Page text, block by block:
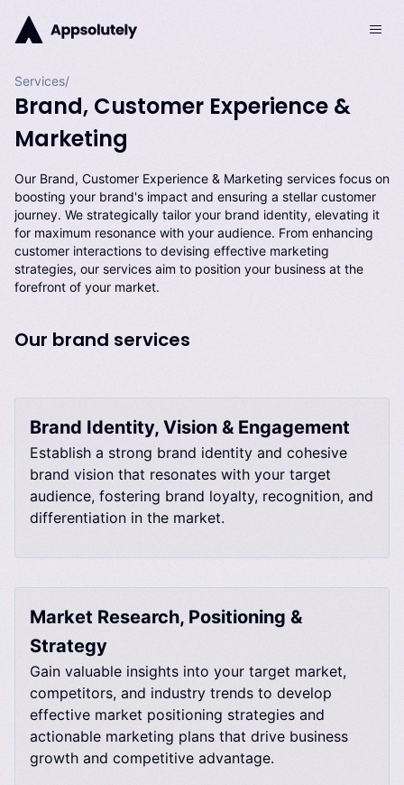
Services/
Brand, Customer Experience &
Marketing​​​​‌ ‍ ​‍​‍‌‍ ‌ ​‍‌‍‍‌‌‍‌ ‌‍‍‌‌‍ ‍​‍​‍​ ‍‍​‍​‍‌ ​ ‌‍​‌‌‍ ‍‌‍‍‌‌ ‌​‌ ‍‌​‍ ‍‌‍‍‌‌‍ ​‍​‍​‍ ​​‍​‍‌‍‍​‌ ​‍‌‍‌‌‌‍‌‍​‍​‍​ ‍‍​‍​‍‌‍‍​‌ ‌​‌ ‌​‌ ​​‌ ​ ​ ‍‍​‍ ​‍ ‌‍​‌‌ ​​‌ ​​‌ ​ ‌‍ ‌‍ ​‌ ‌‌‌ ‌​‌‍‌‌‌‍ ​‌ ‍‌​‍ ‌‌‍‌​‌‍‌‌‌ ‌‍​‍ ‍‌ ​ ‌‍​‌‌‍ ‍‌‍‍‌‌ ‌​‌ ‍‌​‍ ‍‌ ​ ‌ ‌​‌ ‌‌‌‍‌​‌‍‍‌‌‍ ​‍ ‌‍‍‌‌‍ ‍‌ ‌​‌‍‌‌‌‍ ‍‌ ‌​​‍ ‌‍‌‌‌‍‌​‌‍‍‌‌ ‌​​‍ ‌‍ ‌‌‍ ‌‍‌​‌‍‌‌​ ‌‌ ​​‌ ​‍‌‍‌‌‌ ​ ‌‍‌‌‌‍ ‍‌ ‌​‌‍​‌‌ ‌​‌‍‍‌‌‍ ‌‍ ‍​ ‍ ‌‍‍‌‌‍‌​​ ‌‌‍‌‌‌‍​ ‌‍‌‌‌‍​‍​ ​​​ ‌‌​ ​‍‌‍​‌​‍ ‌​ ​‌‌‍​ ‌‍​‌​ ​‌​‍ ‌​ ‌​​ ‍​‌‍​‌​ ​‌​‍ ‌‌‍​‌​ ‌‌​ ‌​​ ‌​​‍ ‌‌‍​‌​ ‌‌​ ‍​‌‍​ ‌‍‌‍​ ‍​​ ‌ ​ ‌​​ ​‌‌‍​‍​ ‍​​ ​‍​ ‍ ‌ ‌​‌ ‍‌‌ ​​‌‍‌‌​ ‌‌ ​ ‌‍‌‌‌ ​‍‌ ‌‍‌‍‍‌‌‍​ ‌‍‌‌‌‌ ‌ ‌​‌ ‍‌‌ ​​‌‍‌‌‌ ​ ​ ‍ ‌ ​​‌‍​‌‌ ‌​‌‍‍​​ ‌‌ ‌​‌‍‍‌‌ ‌​‌‍ ​‌‍‌‌​ ‌‍​‍‌‍​‌‌ ​ ‌‍‌‌‌‌‌‌‌ ​‍‌‍ ​​ ‌‌‍‍​‌ ‌​‌ ‌​‌ ​​‌ ​ ​‍‌‌​ ​ ‌​​‌​‍‌‌​ ​‍‌​‌‍​‍‌‌​ ​‍‌​‌‍‌‍​‌‌ ​​‌ ​​‌ ​ ‌‍ ‌‍ ​‌ ‌‌‌ ‌​‌‍‌‌‌‍ ​‌ ‍‌​‍ ‌‌‍‌​‌‍‌‌‌ ‌‍​‍ ‍‌ ​ ‌‍​‌‌‍ ‍‌‍‍‌‌ ‌​‌ ‍‌​‍ ‍‌ ​ ‌ ‌​‌ ‌‌‌‍‌​‌‍‍‌‌‍ ​‍‌‍‌‍‍‌‌‍‌​​ ‌‌‍‌‌‌‍​ ‌‍‌‌‌‍​‍​ ​​​ ‌‌​ ​‍‌‍​‌​‍ ‌​ ​‌‌‍​ ‌‍​‌​ ​‌​‍ ‌​ ‌​​ ‍​‌‍​‌​ ​‌​‍ ‌‌‍​‌​ ‌‌​ ‌​​ ‌​​‍ ‌‌‍​‌​ ‌‌​ ‍​‌‍​ ‌‍‌‍​ ‍​​ ‌ ​ ‌​​ ​‌‌‍​‍​ ‍​​ ​‍​‍‌‍‌ ‌​‌ ‍‌‌ ​​‌‍‌‌​ ‌‌ ​ ‌‍‌‌‌ ​‍‌ ‌‍‌‍‍‌‌‍​ ‌‍‌‌‌‌ ‌ ‌​‌ ‍‌‌ ​​‌‍‌‌‌ ​ ​‍‌‍‌ ​​‌‍​‌‌ ‌​‌‍‍​​ ‌‌ ‌​‌‍‍‌‌ ‌​‌‍ ​‌‍‌‌​‍​‍‌ ‌
Our Brand, Customer Experience & Marketing services focus on
boosting your brand's impact and ensuring a stellar customer
journey. We strategically tailor your brand identity, elevating it
for maximum resonance with your audience. From enhancing
customer interactions to devising effective marketing
strategies, our services aim to position your business at the
forefront of your market.​​​​‌ ‍ ​‍​‍‌‍ ‌ ​‍‌‍‍‌‌‍‌ ‌‍‍‌‌‍ ‍​‍​‍​ ‍‍​‍​‍‌ ​ ‌‍​‌‌‍ ‍‌‍‍‌‌ ‌​‌ ‍‌​‍ ‍‌‍‍‌‌‍ ​‍​‍​‍ ​​‍​‍‌‍‍​‌ ​‍‌‍‌‌‌‍‌‍​‍​‍​ ‍‍​‍​‍‌‍‍​‌ ‌​‌ ‌​‌ ​​‌ ​ ​ ‍‍​‍ ​‍ ‌‍​‌‌ ​​‌ ​​‌ ​ ‌‍ ‌‍ ​‌ ‌‌‌ ‌​‌‍‌‌‌‍ ​‌ ‍‌​‍ ‌‌‍‌​‌‍‌‌‌ ‌‍​‍ ‍‌ ​ ‌‍​‌‌‍ ‍‌‍‍‌‌ ‌​‌ ‍‌​‍ ‍‌ ​ ‌ ‌​‌ ‌‌‌‍‌​‌‍‍‌‌‍ ​‍ ‌‍‍‌‌‍ ‍‌ ‌​‌‍‌‌‌‍ ‍‌ ‌​​‍ ‌‍‌‌‌‍‌​‌‍‍‌‌ ‌​​‍ ‌‍ ‌‌‍ ‌‍‌​‌‍‌‌​ ‌‌ ​​‌ ​‍‌‍‌‌‌ ​ ‌‍‌‌‌‍ ‍‌ ‌​‌‍​‌‌ ‌​‌‍‍‌‌‍ ‌‍ ‍​ ‍ ‌‍‍‌‌‍‌​​ ‌‌‍‌‌‌‍​ ‌‍‌‌‌‍​‍​ ​​​ ‌‌​ ​‍‌‍​‌​‍ ‌​ ​‌‌‍​ ‌‍​‌​ ​‌​‍ ‌​ ‌​​ ‍​‌‍​‌​ ​‌​‍ ‌‌‍​‌​ ‌‌​ ‌​​ ‌​​‍ ‌‌‍​‌​ ‌‌​ ‍​‌‍​ ‌‍‌‍​ ‍​​ ‌ ​ ‌​​ ​‌‌‍​‍​ ‍​​ ​‍​ ‍ ‌ ‌​‌ ‍‌‌ ​​‌‍‌‌​ ‌‌ ​ ‌‍‌‌‌ ​‍‌ ‌‍‌‍‍‌‌‍​ ‌‍‌‌‌‌ ‌ ‌​‌ ‍‌‌ ​​‌‍‌‌‌ ​ ​ ‍ ‌ ​​‌‍​‌‌ ‌​‌‍‍​​ ‌‌‍​‍‌‍ ‌‍‌​‌ ‍‌​‍‌‌​ ‌‌‌​​‍‌‌ ‌‍‍ ‌‍‌‌‌ ‍‌​‍‌‌​ ​ ‌​‌​​‍‌‌​ ​ ‌​‌​​‍‌‌​ ​‍​ ​‍‌‍‌‌​ ‌‌​ ‌ ​ ‌‌​ ‌‌‌‍‌‍​ ‍​​ ‌ ​ ‌‌‌‍​ ​ ‌‍​ ‌ ​‍‌‌​ ​‍​ ​‍​‍‌‌​ ‌‌‌​‌​​‍ ‍‌‍​ ‌‍‍​‌‍‍‌‌‍ ​‌‍‌​‌ ​‍‌‍‌‌‌‍ ‍​‍‌‌​ ‌‌‌​​‍‌‌ ‌‍‍ ‌‍‌‌‌ ‍‌​‍‌‌​ ​ ‌​‌​​‍‌‌​ ​ ‌​‌​​‍‌‌​ ​‍​ ​‍‌‍​‌​ ​‍‌‍​‍​ ‍​‌‍​‌​ ​ ‌‍​ ​ ‌‍​ ‍‌​ ‌‍​ ​‌​ ‌​​ ​​​‍‌‌​ ​‍​ ​‍​‍‌‌​ ‌‌‌​‌​​‍ ‍‌ ‌​‌‍‌‌‌ ‍​‌ ‌​​ ‌‍​‍‌‍​‌‌ ​ ‌‍‌‌‌‌‌‌‌ ​‍‌‍ ​​ ‌‌‍‍​‌ ‌​‌ ‌​‌ ​​‌ ​ ​‍‌‌​ ​ ‌​​‌​‍‌‌​ ​‍‌​‌‍​‍‌‌​ ​‍‌​‌‍‌‍​‌‌ ​​‌ ​​‌ ​ ‌‍ ‌‍ ​‌ ‌‌‌ ‌​‌‍‌‌‌‍ ​‌ ‍‌​‍ ‌‌‍‌​‌‍‌‌‌ ‌‍​‍ ‍‌ ​ ‌‍​‌‌‍ ‍‌‍‍‌‌ ‌​‌ ‍‌​‍ ‍‌ ​ ‌ ‌​‌ ‌‌‌‍‌​‌‍‍‌‌‍ ​‍‌‍‌‍‍‌‌‍‌​​ ‌‌‍‌‌‌‍​ ‌‍‌‌‌‍​‍​ ​​​ ‌‌​ ​‍‌‍​‌​‍ ‌​ ​‌‌‍​ ‌‍​‌​ ​‌​‍ ‌​ ‌​​ ‍​‌‍​‌​ ​‌​‍ ‌‌‍​‌​ ‌‌​ ‌​​ ‌​​‍ ‌‌‍​‌​ ‌‌​ ‍​‌‍​ ‌‍‌‍​ ‍​​ ‌ ​ ‌​​ ​‌‌‍​‍​ ‍​​ ​‍​‍‌‍‌ ‌​‌ ‍‌‌ ​​‌‍‌‌​ ‌‌ ​ ‌‍‌‌‌ ​‍‌ ‌‍‌‍‍‌‌‍​ ‌‍‌‌‌‌ ‌ ‌​‌ ‍‌‌ ​​‌‍‌‌‌ ​ ​‍‌‍‌ ​​‌‍​‌‌ ‌​‌‍‍​​ ‌‌‍​‍‌‍ ‌‍‌​‌ ‍‌​‍‌‌​ ‌‌‌​​‍‌‌ ‌‍‍ ‌‍‌‌‌ ‍‌​‍‌‌​ ​ ‌​‌​​‍‌‌​ ​ ‌​‌​​‍‌‌​ ​‍​ ​‍‌‍‌‌​ ‌‌​ ‌ ​ ‌‌​ ‌‌‌‍‌‍​ ‍​​ ‌ ​ ‌‌‌‍​ ​ ‌‍​ ‌ ​‍‌‌​ ​‍​ ​‍​‍‌‌​ ‌‌‌​‌​​‍ ‍‌‍​ ‌‍‍​‌‍‍‌‌‍ ​‌‍‌​‌ ​‍‌‍‌‌‌‍ ‍​‍‌‌​ ‌‌‌​​‍‌‌ ‌‍‍ ‌‍‌‌‌ ‍‌​‍‌‌​ ​ ‌​‌​​‍‌‌​ ​ ‌​‌​​‍‌‌​ ​‍​ ​‍‌‍​‌​ ​‍‌‍​‍​ ‍​‌‍​‌​ ​ ‌‍​ ​ ‌‍​ ‍‌​ ‌‍​ ​‌​ ‌​​ ​​​‍‌‌​ ​‍​ ​‍​‍‌‌​ ‌‌‌​‌​​‍ ‍‌ ‌​‌‍‌‌‌ ‍​‌ ‌​​‍​‍‌ ‌
Our brand services
Brand Identity, Vision & Engagement​​​​‌ ‍ ​‍​‍‌‍ ‌ ​‍‌‍‍‌‌‍‌ ‌‍‍‌‌‍ ‍​‍​‍​ ‍‍​‍​‍‌ ​ ‌‍​‌‌‍ ‍‌‍‍‌‌ ‌​‌ ‍‌​‍ ‍‌‍‍‌‌‍ ​‍​‍​‍ ​​‍​‍‌‍‍​‌ ​‍‌‍‌‌‌‍‌‍​‍​‍​ ‍‍​‍​‍‌‍‍​‌ ‌​‌ ‌​‌ ​​‌ ​ ​ ‍‍​‍ ​‍ ‌‍​‌‌ ​​‌ ​​‌ ​ ‌‍ ‌‍ ​‌ ‌‌‌ ‌​‌‍‌‌‌‍ ​‌ ‍‌​‍ ‌‌‍‌​‌‍‌‌‌ ‌‍​‍ ‍‌ ​ ‌‍​‌‌‍ ‍‌‍‍‌‌ ‌​‌ ‍‌​‍ ‍‌ ​ ‌ ‌​‌ ‌‌‌‍‌​‌‍‍‌‌‍ ​‍ ‌‍‍‌‌‍ ‍‌ ‌​‌‍‌‌‌‍ ‍‌ ‌​​‍ ‌‍‌‌‌‍‌​‌‍‍‌‌ ‌​​‍ ‌‍ ‌‌‍ ‌‍‌​‌‍‌‌​ ‌‌ ​​‌ ​‍‌‍‌‌‌ ​ ‌‍‌‌‌‍ ‍‌ ‌​‌‍​‌‌ ‌​‌‍‍‌‌‍ ‌‍ ‍​ ‍ ‌‍‍‌‌‍‌​​ ‌​ ‌‌‌‍​‍​ ​‌‌‍‌‌‌‍‌‌‌‍​ ​ ‌ ‌‍‌‍​‍ ‌‌‍​‌‌‍​ ​ ‌​​ ‌​​‍ ‌​ ‌​​ ‍‌​ ‍​​ ‌​​‍ ‌​ ‍​‌‍​‌​ ‌ ​ ​‍​‍ ‌‌‍​ ‌‍​ ​ ‌‍‌‍​‌​ ‍‌‌‍‌‍​ ‌‌‌‍​‌‌‍‌‌​ ‌ ​ ​​‌‍‌​​ ‍ ‌ ‌​‌ ‍‌‌ ​​‌‍‌‌​ ‌‌ ​ ‌‍‌‌‌ ​‍‌ ‌‍‌‍‍‌‌‍​ ‌‍‌‌‌ ​ ​ ‍ ‌ ​​‌‍​‌‌ ‌​‌‍‍​​ ‌‌ ‌​‌‍‍‌‌ ‌​‌‍ ​‌‍‌‌​ ‌‍​‍‌‍​‌‌ ​ ‌‍‌‌‌‌‌‌‌ ​‍‌‍ ​​ ‌‌‍‍​‌ ‌​‌ ‌​‌ ​​‌ ​ ​‍‌‌​ ​ ‌​​‌​‍‌‌​ ​‍‌​‌‍​‍‌‌​ ​‍‌​‌‍‌‍​‌‌ ​​‌ ​​‌ ​ ‌‍ ‌‍ ​‌ ‌‌‌ ‌​‌‍‌‌‌‍ ​‌ ‍‌​‍ ‌‌‍‌​‌‍‌‌‌ ‌‍​‍ ‍‌ ​ ‌‍​‌‌‍ ‍‌‍‍‌‌ ‌​‌ ‍‌​‍ ‍‌ ​ ‌ ‌​‌ ‌‌‌‍‌​‌‍‍‌‌‍ ​‍‌‍‌‍‍‌‌‍‌​​ ‌​ ‌‌‌‍​‍​ ​‌‌‍‌‌‌‍‌‌‌‍​ ​ ‌ ‌‍‌‍​‍ ‌‌‍​‌‌‍​ ​ ‌​​ ‌​​‍ ‌​ ‌​​ ‍‌​ ‍​​ ‌​​‍ ‌​ ‍​‌‍​‌​ ‌ ​ ​‍​‍ ‌‌‍​ ‌‍​ ​ ‌‍‌‍​‌​ ‍‌‌‍‌‍​ ‌‌‌‍​‌‌‍‌‌​ ‌ ​ ​​‌‍‌​​‍‌‍‌ ‌​‌ ‍‌‌ ​​‌‍‌‌​ ‌‌ ​ ‌‍‌‌‌ ​‍‌ ‌‍‌‍‍‌‌‍​ ‌‍‌‌‌ ​ ​‍‌‍‌ ​​‌‍​‌‌ ‌​‌‍‍​​ ‌‌ ‌​‌‍‍‌‌ ‌​‌‍ ​‌‍‌‌​‍​‍‌ ‌
Establish a strong brand identity and cohesive
brand vision that resonates with your target
audience, fostering brand loyalty, recognition, and
differentiation in the market.​​​​‌ ‍ ​‍​‍‌‍ ‌ ​‍‌‍‍‌‌‍‌ ‌‍‍‌‌‍ ‍​‍​‍​ ‍‍​‍​‍‌ ​ ‌‍​‌‌‍ ‍‌‍‍‌‌ ‌​‌ ‍‌​‍ ‍‌‍‍‌‌‍ ​‍​‍​‍ ​​‍​‍‌‍‍​‌ ​‍‌‍‌‌‌‍‌‍​‍​‍​ ‍‍​‍​‍‌‍‍​‌ ‌​‌ ‌​‌ ​​‌ ​ ​ ‍‍​‍ ​‍ ‌‍​‌‌ ​​‌ ​​‌ ​ ‌‍ ‌‍ ​‌ ‌‌‌ ‌​‌‍‌‌‌‍ ​‌ ‍‌​‍ ‌‌‍‌​‌‍‌‌‌ ‌‍​‍ ‍‌ ​ ‌‍​‌‌‍ ‍‌‍‍‌‌ ‌​‌ ‍‌​‍ ‍‌ ​ ‌ ‌​‌ ‌‌‌‍‌​‌‍‍‌‌‍ ​‍ ‌‍‍‌‌‍ ‍‌ ‌​‌‍‌‌‌‍ ‍‌ ‌​​‍ ‌‍‌‌‌‍‌​‌‍‍‌‌ ‌​​‍ ‌‍ ‌‌‍ ‌‍‌​‌‍‌‌​ ‌‌ ​​‌ ​‍‌‍‌‌‌ ​ ‌‍‌‌‌‍ ‍‌ ‌​‌‍​‌‌ ‌​‌‍‍‌‌‍ ‌‍ ‍​ ‍ ‌‍‍‌‌‍‌​​ ‌​ ‌‌‌‍​‍​ ​‌‌‍‌‌‌‍‌‌‌‍​ ​ ‌ ‌‍‌‍​‍ ‌‌‍​‌‌‍​ ​ ‌​​ ‌​​‍ ‌​ ‌​​ ‍‌​ ‍​​ ‌​​‍ ‌​ ‍​‌‍​‌​ ‌ ​ ​‍​‍ ‌‌‍​ ‌‍​ ​ ‌‍‌‍​‌​ ‍‌‌‍‌‍​ ‌‌‌‍​‌‌‍‌‌​ ‌ ​ ​​‌‍‌​​ ‍ ‌ ‌​‌ ‍‌‌ ​​‌‍‌‌​ ‌‌ ​ ‌‍‌‌‌ ​‍‌ ‌‍‌‍‍‌‌‍​ ‌‍‌‌‌ ​ ​ ‍ ‌ ​​‌‍​‌‌ ‌​‌‍‍​​ ‌‌ ​ ‌ ‌‌‌‍ ‌‌‍ ‌‌‍​‌‌ ​‍‌ ‍‌​ ‌‍​‍‌‍​‌‌ ​ ‌‍‌‌‌‌‌‌‌ ​‍‌‍ ​​ ‌‌‍‍​‌ ‌​‌ ‌​‌ ​​‌ ​ ​‍‌‌​ ​ ‌​​‌​‍‌‌​ ​‍‌​‌‍​‍‌‌​ ​‍‌​‌‍‌‍​‌‌ ​​‌ ​​‌ ​ ‌‍ ‌‍ ​‌ ‌‌‌ ‌​‌‍‌‌‌‍ ​‌ ‍‌​‍ ‌‌‍‌​‌‍‌‌‌ ‌‍​‍ ‍‌ ​ ‌‍​‌‌‍ ‍‌‍‍‌‌ ‌​‌ ‍‌​‍ ‍‌ ​ ‌ ‌​‌ ‌‌‌‍‌​‌‍‍‌‌‍ ​‍‌‍‌‍‍‌‌‍‌​​ ‌​ ‌‌‌‍​‍​ ​‌‌‍‌‌‌‍‌‌‌‍​ ​ ‌ ‌‍‌‍​‍ ‌‌‍​‌‌‍​ ​ ‌​​ ‌​​‍ ‌​ ‌​​ ‍‌​ ‍​​ ‌​​‍ ‌​ ‍​‌‍​‌​ ‌ ​ ​‍​‍ ‌‌‍​ ‌‍​ ​ ‌‍‌‍​‌​ ‍‌‌‍‌‍​ ‌‌‌‍​‌‌‍‌‌​ ‌ ​ ​​‌‍‌​​‍‌‍‌ ‌​‌ ‍‌‌ ​​‌‍‌‌​ ‌‌ ​ ‌‍‌‌‌ ​‍‌ ‌‍‌‍‍‌‌‍​ ‌‍‌‌‌ ​ ​‍‌‍‌ ​​‌‍​‌‌ ‌​‌‍‍​​ ‌‌ ​ ‌ ‌‌‌‍ ‌‌‍ ‌‌‍​‌‌ ​‍‌ ‍‌​‍​‍‌ ‌
Market Research, Positioning &
Strategy​​​​‌ ‍ ​‍​‍‌‍ ‌ ​‍‌‍‍‌‌‍‌ ‌‍‍‌‌‍ ‍​‍​‍​ ‍‍​‍​‍‌ ​ ‌‍​‌‌‍ ‍‌‍‍‌‌ ‌​‌ ‍‌​‍ ‍‌‍‍‌‌‍ ​‍​‍​‍ ​​‍​‍‌‍‍​‌ ​‍‌‍‌‌‌‍‌‍​‍​‍​ ‍‍​‍​‍‌‍‍​‌ ‌​‌ ‌​‌ ​​‌ ​ ​ ‍‍​‍ ​‍ ‌‍​‌‌ ​​‌ ​​‌ ​ ‌‍ ‌‍ ​‌ ‌‌‌ ‌​‌‍‌‌‌‍ ​‌ ‍‌​‍ ‌‌‍‌​‌‍‌‌‌ ‌‍​‍ ‍‌ ​ ‌‍​‌‌‍ ‍‌‍‍‌‌ ‌​‌ ‍‌​‍ ‍‌ ​ ‌ ‌​‌ ‌‌‌‍‌​‌‍‍‌‌‍ ​‍ ‌‍‍‌‌‍ ‍‌ ‌​‌‍‌‌‌‍ ‍‌ ‌​​‍ ‌‍‌‌‌‍‌​‌‍‍‌‌ ‌​​‍ ‌‍ ‌‌‍ ‌‍‌​‌‍‌‌​ ‌‌ ​​‌ ​‍‌‍‌‌‌ ​ ‌‍‌‌‌‍ ‍‌ ‌​‌‍​‌‌ ‌​‌‍‍‌‌‍ ‌‍ ‍​ ‍ ‌‍‍‌‌‍‌​​ ‌​ ​​​ ‍​​ ‌ ​ ​ ‌‍‌‌‌‍‌‍​ ​‍‌‍‌‌​‍ ‌​ ‌‍‌‍​ ​ ​ ​ ‌‌​‍ ‌​ ‌​​ ‍​​ ‌ ‌‍‌​​‍ ‌‌‍​‌‌‍‌‌‌‍‌‍​ ‍​​‍ ‌​ ‌‌​ ‌‌‌‍‌​​ ​‍​ ‌‍‌‍​ ​ ‍‌​ ​ ​ ‌‍​ ‌ ‌‍‌‍​ ​‍​ ‍ ‌ ‌​‌ ‍‌‌ ​​‌‍‌‌​ ‌‌ ​ ‌‍‌‌‌ ​‍‌ ‌‍‌‍‍‌‌‍​ ‌‍‌‌‌ ​ ​ ‍ ‌ ​​‌‍​‌‌ ‌​‌‍‍​​ ‌‌ ‌​‌‍‍‌‌ ‌​‌‍ ​‌‍‌‌​ ‌‍​‍‌‍​‌‌ ​ ‌‍‌‌‌‌‌‌‌ ​‍‌‍ ​​ ‌‌‍‍​‌ ‌​‌ ‌​‌ ​​‌ ​ ​‍‌‌​ ​ ‌​​‌​‍‌‌​ ​‍‌​‌‍​‍‌‌​ ​‍‌​‌‍‌‍​‌‌ ​​‌ ​​‌ ​ ‌‍ ‌‍ ​‌ ‌‌‌ ‌​‌‍‌‌‌‍ ​‌ ‍‌​‍ ‌‌‍‌​‌‍‌‌‌ ‌‍​‍ ‍‌ ​ ‌‍​‌‌‍ ‍‌‍‍‌‌ ‌​‌ ‍‌​‍ ‍‌ ​ ‌ ‌​‌ ‌‌‌‍‌​‌‍‍‌‌‍ ​‍‌‍‌‍‍‌‌‍‌​​ ‌​ ​​​ ‍​​ ‌ ​ ​ ‌‍‌‌‌‍‌‍​ ​‍‌‍‌‌​‍ ‌​ ‌‍‌‍​ ​ ​ ​ ‌‌​‍ ‌​ ‌​​ ‍​​ ‌ ‌‍‌​​‍ ‌‌‍​‌‌‍‌‌‌‍‌‍​ ‍​​‍ ‌​ ‌‌​ ‌‌‌‍‌​​ ​‍​ ‌‍‌‍​ ​ ‍‌​ ​ ​ ‌‍​ ‌ ‌‍‌‍​ ​‍​‍‌‍‌ ‌​‌ ‍‌‌ ​​‌‍‌‌​ ‌‌ ​ ‌‍‌‌‌ ​‍‌ ‌‍‌‍‍‌‌‍​ ‌‍‌‌‌ ​ ​‍‌‍‌ ​​‌‍​‌‌ ‌​‌‍‍​​ ‌‌ ‌​‌‍‍‌‌ ‌​‌‍ ​‌‍‌‌​‍​‍‌ ‌
Gain valuable insights into your target market,
competitors, and industry trends to develop
effective market positioning strategies and
actionable marketing plans that drive business
growth and competitive advantage.​​​​‌ ‍ ​‍​‍‌‍ ‌ ​‍‌‍‍‌‌‍‌ ‌‍‍‌‌‍ ‍​‍​‍​ ‍‍​‍​‍‌ ​ ‌‍​‌‌‍ ‍‌‍‍‌‌ ‌​‌ ‍‌​‍ ‍‌‍‍‌‌‍ ​‍​‍​‍ ​​‍​‍‌‍‍​‌ ​‍‌‍‌‌‌‍‌‍​‍​‍​ ‍‍​‍​‍‌‍‍​‌ ‌​‌ ‌​‌ ​​‌ ​ ​ ‍‍​‍ ​‍ ‌‍​‌‌ ​​‌ ​​‌ ​ ‌‍ ‌‍ ​‌ ‌‌‌ ‌​‌‍‌‌‌‍ ​‌ ‍‌​‍ ‌‌‍‌​‌‍‌‌‌ ‌‍​‍ ‍‌ ​ ‌‍​‌‌‍ ‍‌‍‍‌‌ ‌​‌ ‍‌​‍ ‍‌ ​ ‌ ‌​‌ ‌‌‌‍‌​‌‍‍‌‌‍ ​‍ ‌‍‍‌‌‍ ‍‌ ‌​‌‍‌‌‌‍ ‍‌ ‌​​‍ ‌‍‌‌‌‍‌​‌‍‍‌‌ ‌​​‍ ‌‍ ‌‌‍ ‌‍‌​‌‍‌‌​ ‌‌ ​​‌ ​‍‌‍‌‌‌ ​ ‌‍‌‌‌‍ ‍‌ ‌​‌‍​‌‌ ‌​‌‍‍‌‌‍ ‌‍ ‍​ ‍ ‌‍‍‌‌‍‌​​ ‌​ ​​​ ‍​​ ‌ ​ ​ ‌‍‌‌‌‍‌‍​ ​‍‌‍‌‌​‍ ‌​ ‌‍‌‍​ ​ ​ ​ ‌‌​‍ ‌​ ‌​​ ‍​​ ‌ ‌‍‌​​‍ ‌‌‍​‌‌‍‌‌‌‍‌‍​ ‍​​‍ ‌​ ‌‌​ ‌‌‌‍‌​​ ​‍​ ‌‍‌‍​ ​ ‍‌​ ​ ​ ‌‍​ ‌ ‌‍‌‍​ ​‍​ ‍ ‌ ‌​‌ ‍‌‌ ​​‌‍‌‌​ ‌‌ ​ ‌‍‌‌‌ ​‍‌ ‌‍‌‍‍‌‌‍​ ‌‍‌‌‌ ​ ​ ‍ ‌ ​​‌‍​‌‌ ‌​‌‍‍​​ ‌‌ ​ ‌ ‌‌‌‍ ‌‌‍ ‌‌‍​‌‌ ​‍‌ ‍‌​ ‌‍​‍‌‍​‌‌ ​ ‌‍‌‌‌‌‌‌‌ ​‍‌‍ ​​ ‌‌‍‍​‌ ‌​‌ ‌​‌ ​​‌ ​ ​‍‌‌​ ​ ‌​​‌​‍‌‌​ ​‍‌​‌‍​‍‌‌​ ​‍‌​‌‍‌‍​‌‌ ​​‌ ​​‌ ​ ‌‍ ‌‍ ​‌ ‌‌‌ ‌​‌‍‌‌‌‍ ​‌ ‍‌​‍ ‌‌‍‌​‌‍‌‌‌ ‌‍​‍ ‍‌ ​ ‌‍​‌‌‍ ‍‌‍‍‌‌ ‌​‌ ‍‌​‍ ‍‌ ​ ‌ ‌​‌ ‌‌‌‍‌​‌‍‍‌‌‍ ​‍‌‍‌‍‍‌‌‍‌​​ ‌​ ​​​ ‍​​ ‌ ​ ​ ‌‍‌‌‌‍‌‍​ ​‍‌‍‌‌​‍ ‌​ ‌‍‌‍​ ​ ​ ​ ‌‌​‍ ‌​ ‌​​ ‍​​ ‌ ‌‍‌​​‍ ‌‌‍​‌‌‍‌‌‌‍‌‍​ ‍​​‍ ‌​ ‌‌​ ‌‌‌‍‌​​ ​‍​ ‌‍‌‍​ ​ ‍‌​ ​ ​ ‌‍​ ‌ ‌‍‌‍​ ​‍​‍‌‍‌ ‌​‌ ‍‌‌ ​​‌‍‌‌​ ‌‌ ​ ‌‍‌‌‌ ​‍‌ ‌‍‌‍‍‌‌‍​ ‌‍‌‌‌ ​ ​‍‌‍‌ ​​‌‍​‌‌ ‌​‌‍‍​​ ‌‌ ​ ‌ ‌‌‌‍ ‌‌‍ ‌‌‍​‌‌ ​‍‌ ‍‌​‍​‍‌ ‌